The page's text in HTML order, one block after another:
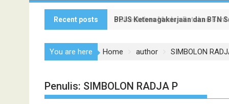
Recent posts BPJS Ketenagakerjaan dan BTN
Polrestabes Medan Ratakan
You are here Home author SIMBOLON
Penulis: SIMBOLON RADJA P